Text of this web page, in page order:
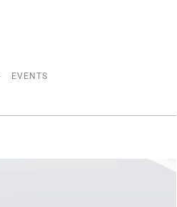
EVENTS